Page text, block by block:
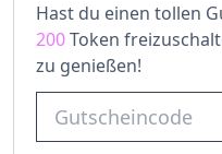
Hast du einen tollen
200Token
zu genießen!